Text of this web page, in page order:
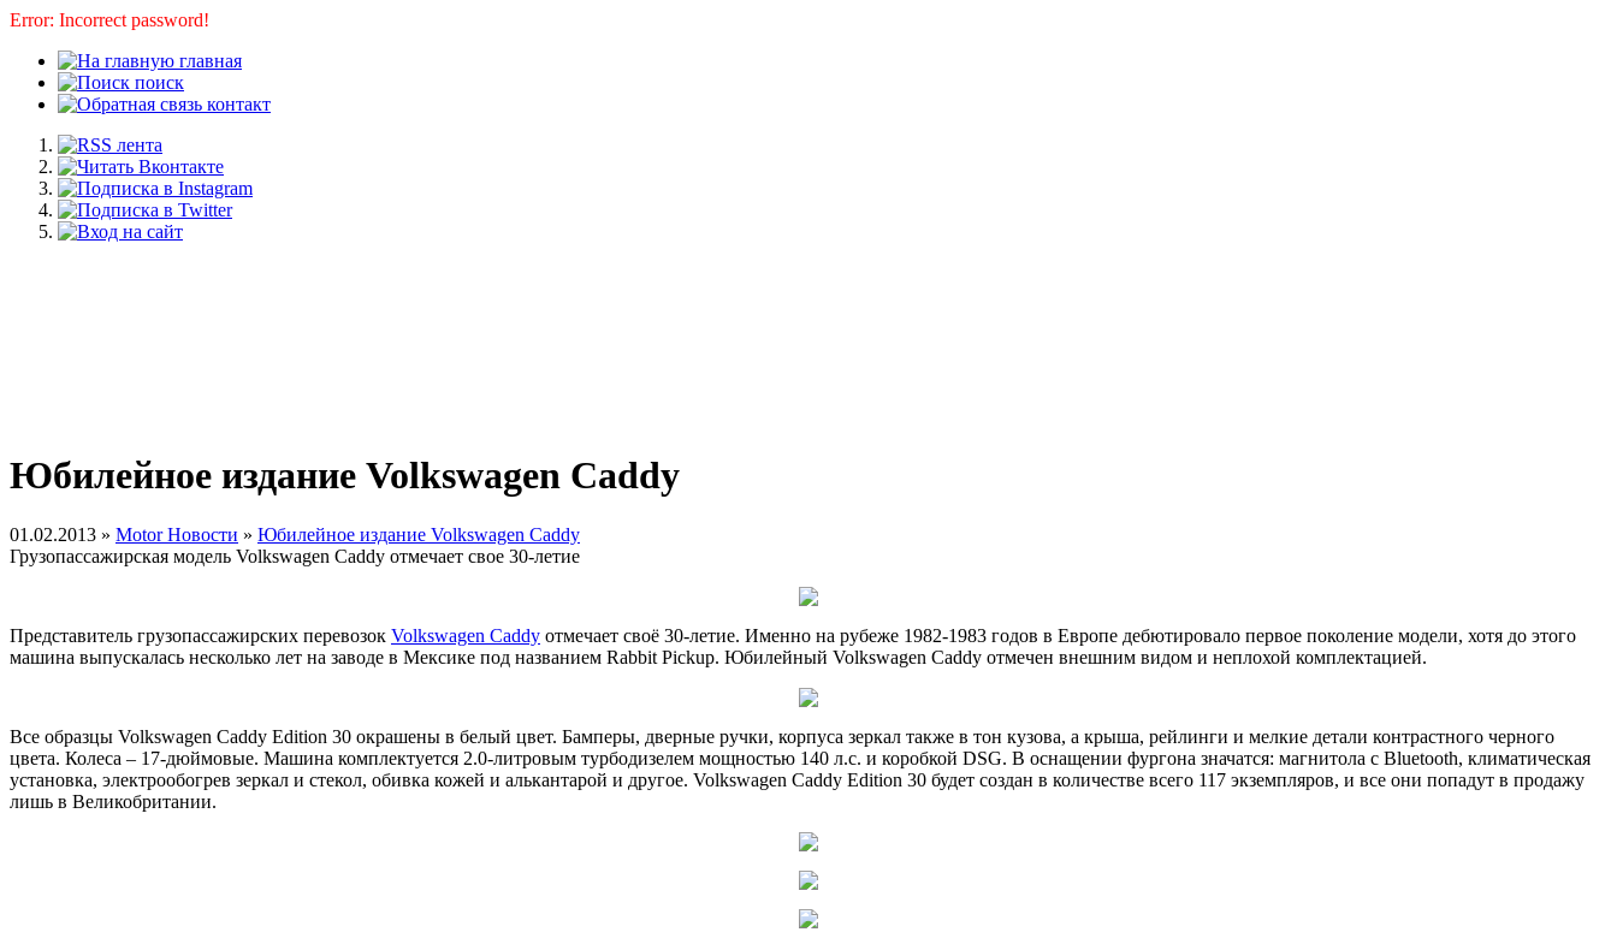
Error: Incorrect password!
главная
поиск
контакт
Юбилейное издание Volkswagen Caddy
01.02.2013 » Motor Новости » Юбилейное издание Volkswagen Caddy
Грузопассажирская модель Volkswagen Caddy отмечает свое 30-летие
Представитель грузопассажирских перевозок Volkswagen Caddy отмечает своё 30-летие. Именно на рубеже 1982-1983 годов в Европе дебютировало первое поколение модели, хотя до этого
машина выпускалась несколько лет на заводе в Мексике под названием Rabbit Pickup. Юбилейный Volkswagen Caddy отмечен внешним видом и неплохой комплектацией.
Все образцы Volkswagen Caddy Edition 30 окрашены в белый цвет. Бамперы, дверные ручки, корпуса зеркал также в тон кузова, а крыша, рейлинги и мелкие детали контрастного черного
цвета. Колеса – 17-дюймовые. Машина комплектуется 2.0-литровым турбодизелем мощностью 140 л.с. и коробкой DSG. В оснащении фургона значатся: магнитола с Bluetooth, климатическая
установка, электрообогрев зеркал и стекол, обивка кожей и алькантарой и другое. Volkswagen Caddy Edition 30 будет создан в количестве всего 117 экземпляров, и все они попадут в продажу
лишь в Великобритании.